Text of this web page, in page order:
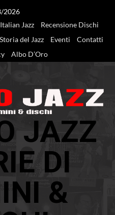
2026
Italian Jazz
Recensione Dischi
Storia del Jazz Eventi
Contatti
Albo D’Oro
JAZZ
DI
&